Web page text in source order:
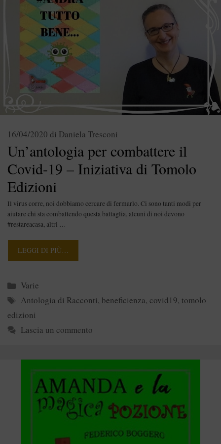
Un’antologia per combattere il
Covid-19 – Iniziativa di Tomolo
Edizioni
16/04/2020 di Daniela Tresconi
Il virus corre, noi dobbiamo cercare di fermarlo. Ci sono tanti modi per
aiutare chi sta combattendo questa battaglia, alcuni di noi devono
#restareacasa, altri …
LEGGI DI PIÙ…
Categorie
Varie
Tag
Antologia di Racconti, beneficienza,covid19, tomolo
edizioni
Lascia un commento